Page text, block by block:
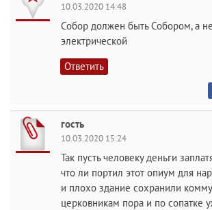
10.03.2020 14:48
Собор должен быть Собором, а
электрической
Ответить
гость
10.03.2020 15:24
Так пусть человеку деньги
что ли портил этот опиум для
и плохо здание сохранили
церковникам пора и по сопатке